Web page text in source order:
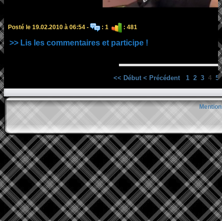
Posté le 19.02.2010 à 06:54 - : 1 : 481
>> Lis les commentaires et participe !
<< Début < Précédent 1 2 34 5